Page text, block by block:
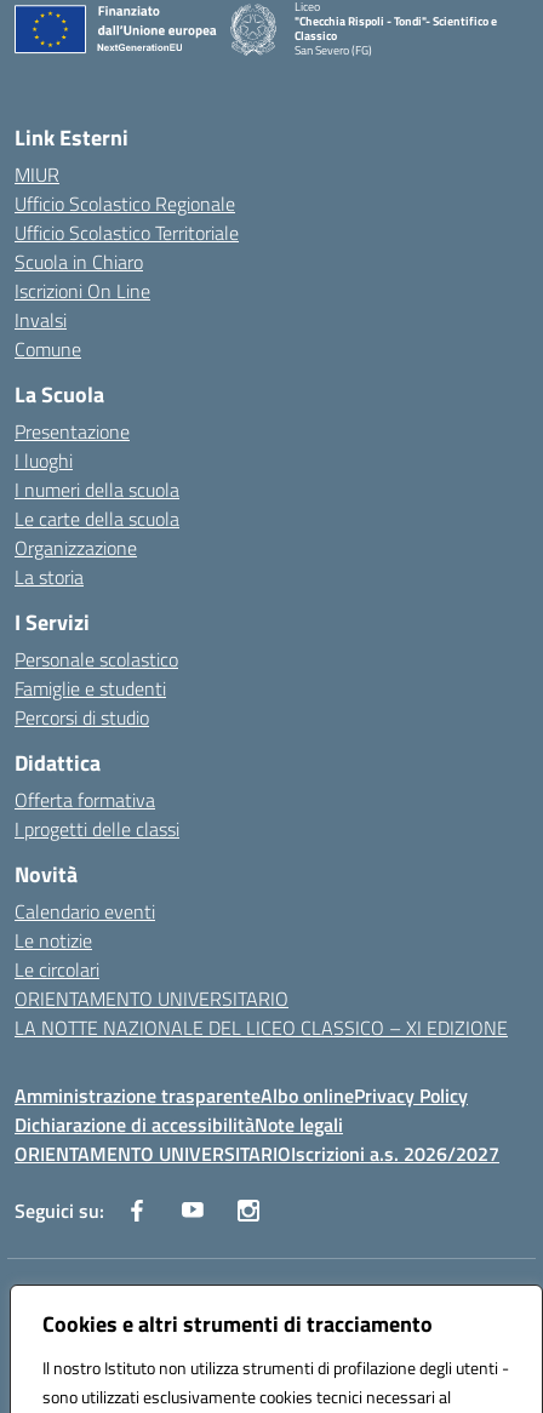
Cookies e altri strumenti di tracciamento
Il nostro Istituto non utilizza strumenti di profilazione degli utenti -
sono utilizzati esclusivamente cookies tecnici necessari al
Liceo
"Checchia Rispoli - Tondi"- Scientifico e
Classico
San Severo (FG)
Link Esterni
MIUR
Ufficio Scolastico Regionale
Ufficio Scolastico Territoriale
Scuola in Chiaro
Iscrizioni On Line
Invalsi
Comune
La Scuola
Presentazione
I luoghi
I numeri della scuola
Le carte della scuola
Organizzazione
La storia
I Servizi
Personale scolastico
Famiglie e studenti
Percorsi di studio
Didattica
Offerta formativa
I progetti delle classi
Novità
Calendario eventi
Le notizie
Le circolari
ORIENTAMENTO UNIVERSITARIO
LA NOTTE NAZIONALE DEL LICEO CLASSICO – XI EDIZIONE
Amministrazione trasparenteAlbo onlinePrivacy Policy
Dichiarazione di accessibilitàNote legali
ORIENTAMENTO UNIVERSITARIOIscrizioni a.s. 2026/2027
Seguici su:
Indirizzo:
Centralino:0882 331218 Email:fgps210002@istruzione.it
Codice fiscale: 93071630714